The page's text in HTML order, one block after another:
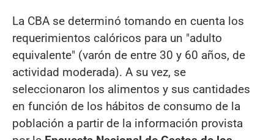
La CBA se determinó tomando en cuenta los
requerimientos calóricos para un "adulto
equivalente" (varón de entre 30 y 60 años, de
actividad moderada). A su vez, se
seleccionaron los alimentos y sus cantidades
en función de los hábitos de consumo de la
población a partir de la información provista